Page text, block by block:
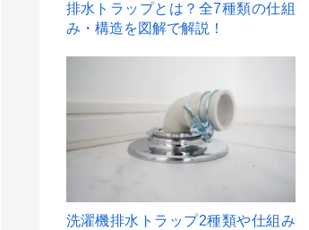
排水トラップとは？全7種類の仕組
み・構造を図解で解説！
洗濯機排水トラップ2種類や仕組み